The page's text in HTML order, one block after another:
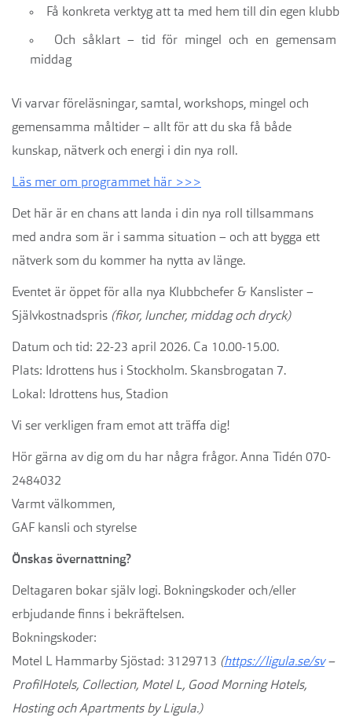
Få konkreta verktyg att ta med hem till din egen klubb
Och såklart – tid för mingel och en gemensam
middag
Vi varvar föreläsningar, samtal, workshops, mingel och
gemensamma måltider – allt för att du ska få både
kunskap, nätverk och energi i din nya roll.
Läs mer om programmet här >>>
Det här är en chans att landa i din nya roll tillsammans
med andra som är i samma situation – och att bygga ett
nätverk som du kommer ha nytta av länge.
Eventet är öppet för alla nya Klubbchefer & Kanslister –
Självkostnadspris (fikor, luncher, middag och dryck)
Datum och tid: 22-23 april 2026. Ca 10.00-15.00.
Plats: Idrottens hus i Stockholm. Skansbrogatan 7.
Lokal: Idrottens hus, Stadion
Vi ser verkligen fram emot att träffa dig!
Hör gärna av dig om du har några frågor. Anna Tidén 070-
2484032
Varmt välkommen,
GAF kansli och styrelse
Önskas övernattning?
Deltagaren bokar själv logi. Bokningskoder och/eller
erbjudande finns i bekräftelsen.
Bokningskoder:
Motel L Hammarby Sjöstad: 3129713 (https://ligula.se/sv–
ProfilHotels, Collection, Motel L, Good Morning Hotels,
Hosting och Apartments by Ligula.)